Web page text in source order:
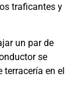
traficantes y
un par de
se
en el